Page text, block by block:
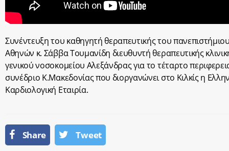
Συνέντευξη του καθηγητή θεραπευτικής του
Αθηνών κ. Σάββα Τουμανίδη διευθυντή θεραπευτικής
γενικού νοσοκομείου Αλεξάνδρας για το τέταρτο
συνέδριο Κ.Μακεδονίας που διοργανώνει στο Κιλκίς η
Καρδιολογική Εταιρία.
Share Tweet